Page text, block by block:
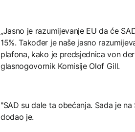
„Jasno je razumijevanje EU da će
15%. Također je naše jasno
plafona, kako je predsjednica von
glasnogovornik Komisije Olof Gill.
"SAD su dale ta obećanja. Sada je
dodao je.